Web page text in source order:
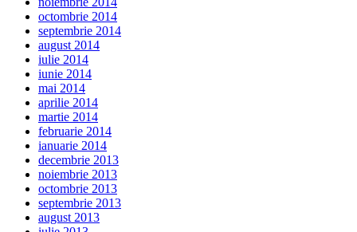
octombrie 2014
septembrie 2014
august 2014
iulie 2014
iunie 2014
mai 2014
aprilie 2014
martie 2014
februarie 2014
ianuarie 2014
decembrie 2013
noiembrie 2013
octombrie 2013
septembrie 2013
august 2013